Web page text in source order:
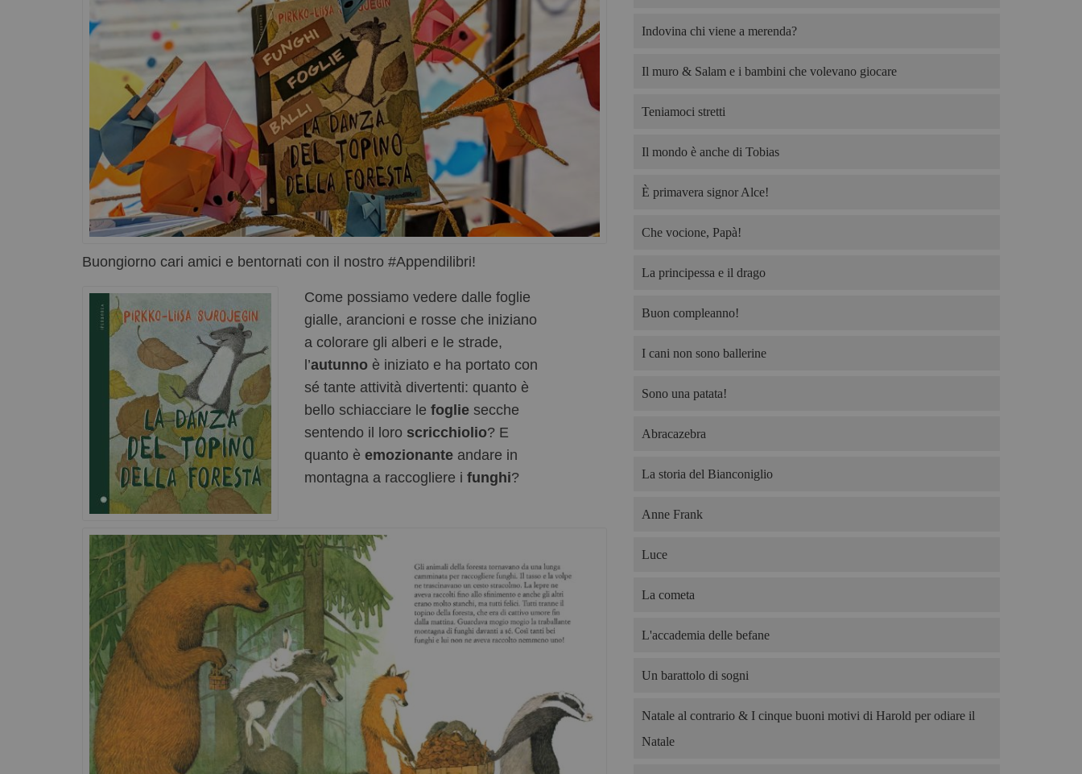
Buongiorno cari amici e bentornati con il nostro #Appendilibri!
Come possiamo vedere dalle foglie
gialle, arancioni e rosse che iniziano
a colorare gli alberi e le strade,
l’autunno è iniziato e ha portato con
sé tante attività divertenti: quanto è
bello schiacciare le foglie secche
sentendo il loro scricchiolio? E
quanto è emozionante andare in
montagna a raccogliere i funghi?
Indovina chi viene a merenda?
Il muro & Salam e i bambini che volevano giocare
Teniamoci stretti
Il mondo è anche di Tobias
È primavera signor Alce!
Che vocione, Papà!
La principessa e il drago
Buon compleanno!
I cani non sono ballerine
Sono una patata!
Abracazebra
La storia del Bianconiglio
Anne Frank
Luce
La cometa
L'accademia delle befane
Un barattolo di sogni
Natale al contrario & I cinque buoni motivi di Harold per odiare il
Natale